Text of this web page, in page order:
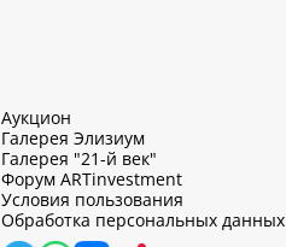
Аукцион
Галерея Элизиум
Галерея "21-й век"
Форум ARTinvestment
Условия пользования
Обработка персональных данных